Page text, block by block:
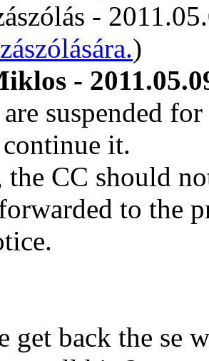
-
)
-
suspended
it.
the CC should
to the
get back the se